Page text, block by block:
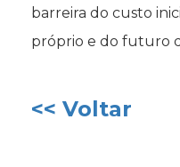
barreira do custo
próprio e do futuro
<< Voltar